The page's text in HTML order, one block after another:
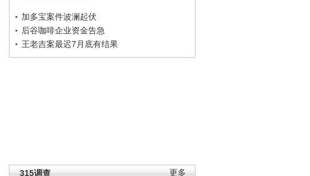
加多宝案件波澜起伏
后谷咖啡企业资金告急
王老吉案最迟7月底有结果
更多
315调查